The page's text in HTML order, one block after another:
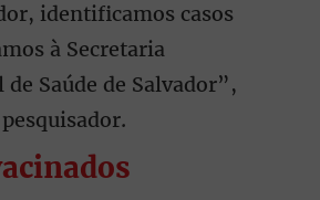
identificamos casos
à Secretaria
Saúde de Salvador”,